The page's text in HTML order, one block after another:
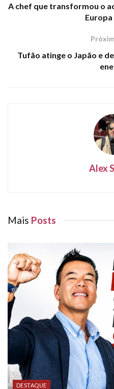
A chef que transformou o
Europa
Tufão atinge o Japão e
Alex
Mais Posts
DESTAQUE